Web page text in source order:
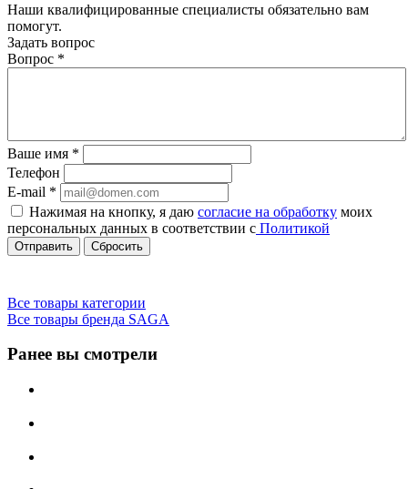
Наши квалифицированные специалисты обязательно вам
помогут.
Задать вопрос
Вопрос *
Ваше имя *
Телефон
E-mail *
Нажимая на кнопку, я даю согласие на обработку моих
персональных данных в соответствии с Политикой
Сбросить
Все товары категории
Все товары бренда SAGA
Ранее вы смотрели